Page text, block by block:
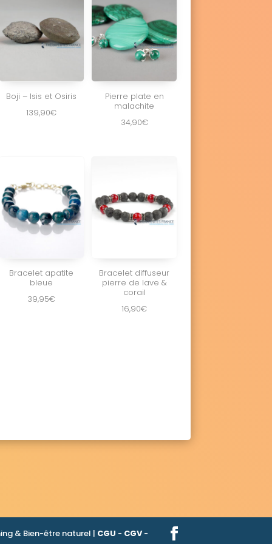
Boji – Isis et Osiris
139,90€
Pierre plate en
malachite
34,90€
Bracelet apatite
bleue
39,95€
Bracelet diffuseur
pierre de lave &
corail
16,90€
& Bien-être naturel | CGU - CGV-